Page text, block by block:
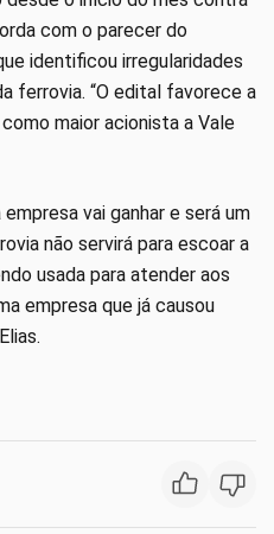
com o parecer do
identificou irregularidades
ferrovia. “O edital favorece a
maior acionista a Vale
vai ganhar e será um
não servirá para escoar a
usada para atender aos
empresa que já causou